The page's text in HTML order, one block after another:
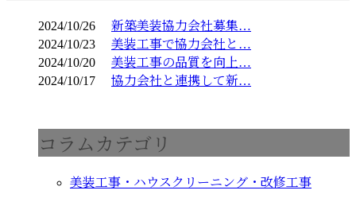
2024/10/26
新築美装協力会社募集…
2024/10/23
美装工事で協力会社と…
2024/10/20
美装工事の品質を向上…
2024/10/17
協力会社と連携して新…
コラムカテゴリ
美装工事・ハウスクリーニング・改修工事